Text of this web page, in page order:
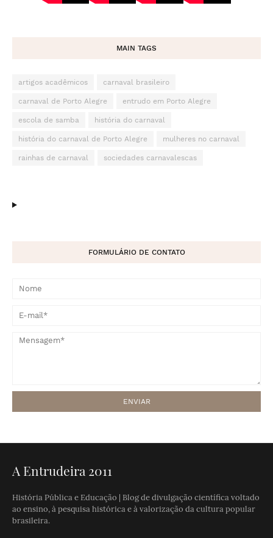
MAIN TAGS
artigos acadêmicos carnaval brasileiro
carnaval de Porto Alegre entrudo em Porto Alegre
escola de samba história do carnaval
história do carnaval de Porto Alegre mulheres no carnaval
rainhas de carnaval sociedades carnavalescas
FORMULÁRIO DE CONTATO
A Entrudeira 2011
História Pública e Educação | Blog de divulgação científica voltado
ao ensino, à pesquisa histórica e à valorização da cultura popular
brasileira.